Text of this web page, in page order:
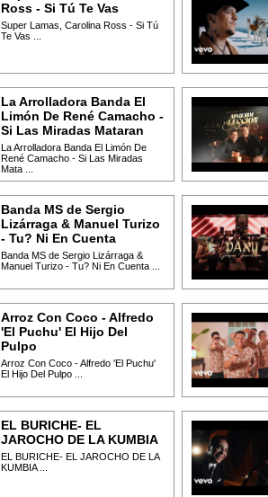
Ross - Si Tú Te Vas
Super Lamas, Carolina Ross - Si Tú
Te Vas ...
La Arrolladora Banda El
Limón De René Camacho -
Si Las Miradas Mataran
La Arrolladora Banda El Limón De
René Camacho - Si Las Miradas
Mata ...
Banda MS de Sergio
Lizárraga & Manuel Turizo
- Tu? Ni En Cuenta
Banda MS de Sergio Lizárraga &
Manuel Turizo - Tu? Ni En Cuenta ...
Arroz Con Coco - Alfredo
'El Puchu' El Hijo Del
Pulpo
Arroz Con Coco - Alfredo 'El Puchu'
El Hijo Del Pulpo ...
EL BURICHE- EL
JAROCHO DE LA KUMBIA
EL BURICHE- EL JAROCHO DE LA
KUMBIA ...